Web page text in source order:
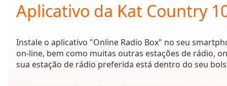
Current
Time0:00
Duration-:-
Loaded:
0.00%
Aplicativo da Kat Country
Instale o aplicativo "Online Radio Box" no seu
on-line, bem como muitas outras estações de rádio,
sua estação de rádio preferida está dentro do seu